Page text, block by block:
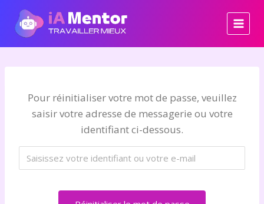
Aller
contenu
Pour réinitialiser votre mot de passe, veuillez
saisir votre adresse de messagerie ou votre
identifiant ci-dessous.